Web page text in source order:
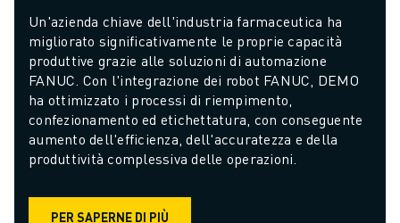
Un'azienda chiave dell'industria farmaceutica ha
migliorato significativamente le proprie capacità
produttive grazie alle soluzioni di automazione
FANUC. Con l'integrazione dei robot FANUC, DEMO
ha ottimizzato i processi di riempimento,
confezionamento ed etichettatura, con conseguente
aumento dell'efficienza, dell'accuratezza e della
produttività complessiva delle operazioni.
PER SAPERNE DI PIÙ